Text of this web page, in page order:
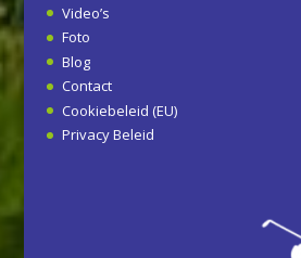
Video’s
Foto
Blog
Contact
Cookiebeleid (EU)
Privacy Beleid